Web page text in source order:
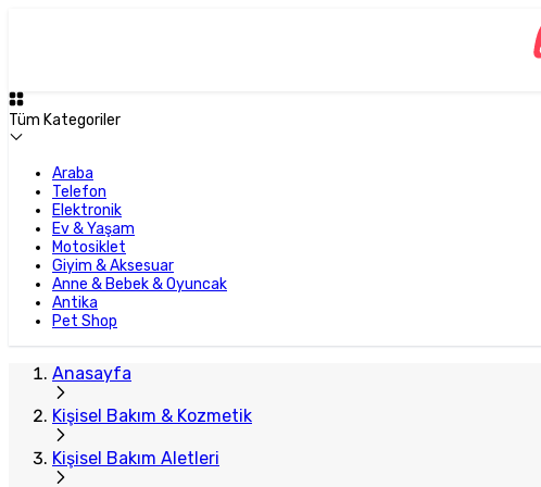
Tüm Kategoriler
Araba
Telefon
Elektronik
Ev & Yaşam
Motosiklet
Giyim & Aksesuar
Anne & Bebek & Oyuncak
Antika
Pet Shop
Anasayfa
Kişisel Bakım & Kozmetik
Kişisel Bakım Aletleri